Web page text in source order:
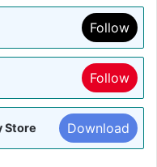
Follow
Follow
Store Download